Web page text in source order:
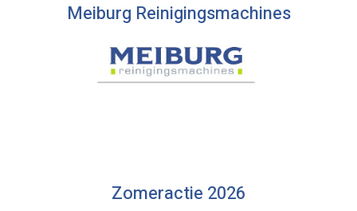
Meiburg Reinigingsmachines
Zomeractie 2026